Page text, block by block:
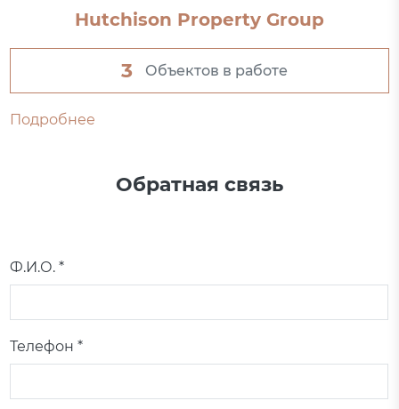
Hutchison Property Group
3 Объектов в работе
Подробнее
Обратная связь
Ф.И.О. *
Телефон *